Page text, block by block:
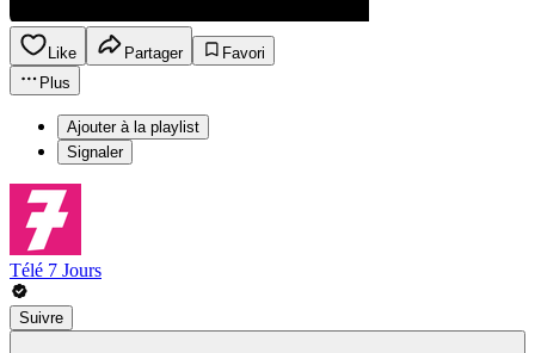
Like Partager
Favori
Plus
Ajouter à la playlist
Signaler
Télé 7 Jours
Suivre